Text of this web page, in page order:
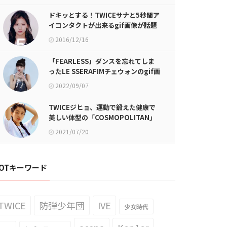
ドキッとする！TWICEサナと5秒間ア
イコンタクトが出来るgif画像が話題
に 2016/12/16
「FEARLESS」ダンスを忘れてしま
ったLE SSERAFIMチェウォンのgif画
像が話題に
2022/09/07
TWICEジヒョ、運動で鍛えた健康で
美しい体型の「COSMOPOLITAN」
グラビア
2021/07/20
キーワード
防弾少年団 IVE 少女時代